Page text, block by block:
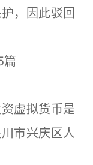
，因此驳回
虚拟货币是
市兴庆区人